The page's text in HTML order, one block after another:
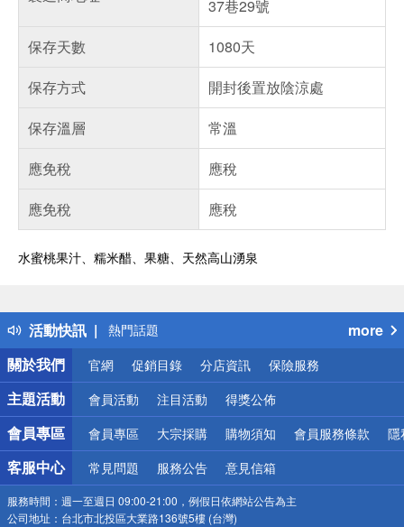
37巷29號
保存天數
1080天
保存方式
開封後置放陰涼處
保存溫層
常溫
應免稅
應稅
應免稅
應稅
水蜜桃果汁、糯米醋、果糖、天然高山湧泉
活動快訊
得獎公告
熱門話題
銀行優惠
偏遠地區配送
詐騙網頁！請小心！
more
關於我們
官網 促銷目錄 分店資訊 保險服務
主題活動 會員活動 注目活動 得獎公佈
會員專區 會員專區 大宗採購 購物須知 會員服務條款 隱
客服中心 常見問題 服務公告 意見信箱
服務時間： 週一至週日 09:00-21:00，例假日依網站公告為主
公司地址： 台北市北投區大業路136號5樓 (台灣)